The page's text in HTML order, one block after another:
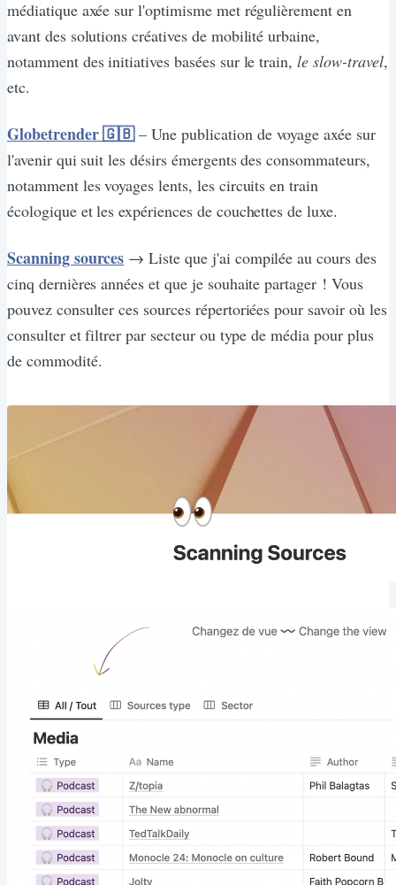
médiatique axée sur l'optimisme met régulièrement en
avant des solutions créatives de mobilité urbaine,
notamment des initiatives basées sur le train,le slow-travel,
etc.
Globetrender 🇬🇧– Une publication de voyage axée sur
l'avenir qui suit les désirs émergents des consommateurs,
notamment les voyages lents, les circuits en train
écologique et les expériences de couchettes de luxe.
Scanning sources →Liste que j'ai compilée au cours des
cinq dernières années et que je souhaite partager ! Vous
pouvez consulter ces sources répertoriées pour savoir où les
consulter et filtrer par secteur ou type de média pour plus
de commodité.